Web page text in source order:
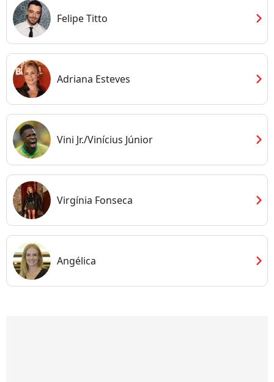
Felipe Titto chevron_right
Adriana Esteves chevron_right
Vini Jr./Vinícius Júnior chevron_right
Virgínia Fonseca chevron_right
Angélica chevron_right